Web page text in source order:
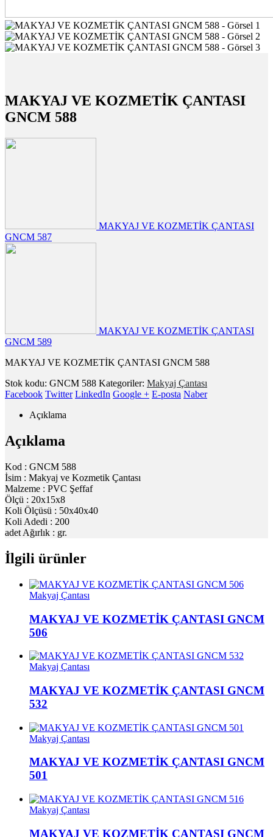
MAKYAJ VE KOZMETİK ÇANTASI
GNCM 588
MAKYAJ VE KOZMETİK ÇANTASI
GNCM 587
MAKYAJ VE KOZMETİK ÇANTASI
GNCM 589
MAKYAJ VE KOZMETİK ÇANTASI GNCM 588
Stok kodu: GNCM 588 Kategoriler: Makyaj Çantası
Facebook Twitter LinkedIn Google + E-posta Naber
Açıklama
Açıklama
Kod : GNCM 588
İsim : Makyaj ve Kozmetik Çantası
Malzeme : PVC Şeffaf
Ölçü : 20x15x8
Koli Ölçüsü : 50x40x40
Koli Adedi : 200
adet Ağırlık : gr.
İlgili ürünler
Makyaj Çantası
MAKYAJ VE KOZMETİK ÇANTASI GNCM
506
Makyaj Çantası
MAKYAJ VE KOZMETİK ÇANTASI GNCM
532
Makyaj Çantası
MAKYAJ VE KOZMETİK ÇANTASI GNCM
501
Makyaj Çantası
MAKYAJ VE KOZMETİK ÇANTASI GNCM